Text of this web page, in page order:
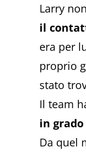
Larry
il
era per
proprio
stato
Il team
in
Da quel